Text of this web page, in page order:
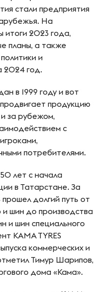
стали предприятия
На
итоги 2023 года,
планы, а также
и
2024 год.
в 1999 году и вот
продукцию
и за рубежом,
с
потребителями.
лет с начала
в Татарстане. За
долгий путь от
и шин до производства
и шин специального
KAMA TYRES
коммерческих и
Тимур Шарипов,
дома «Кама».